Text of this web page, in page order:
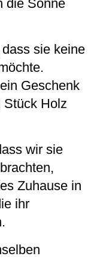
die Sonne
sie keine
Geschenk
Stück Holz
wir sie
Zuhause in
ihr